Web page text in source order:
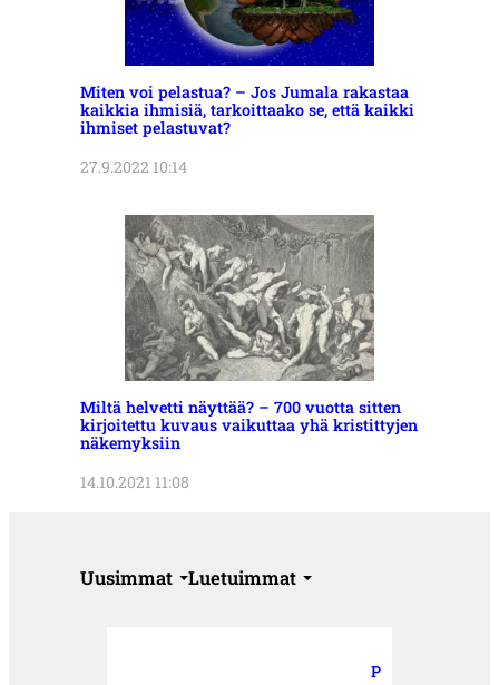
Miten voi pelastua? – Jos Jumala rakastaa
kaikkia ihmisiä, tarkoittaako se, että kaikki
ihmiset pelastuvat?
27.9.2022 10:14
Miltä helvetti näyttää? – 700 vuotta sitten
kirjoitettu kuvaus vaikuttaa yhä kristittyjen
näkemyksiin
14.10.2021 11:08
Uusimmat Luetuimmat
P